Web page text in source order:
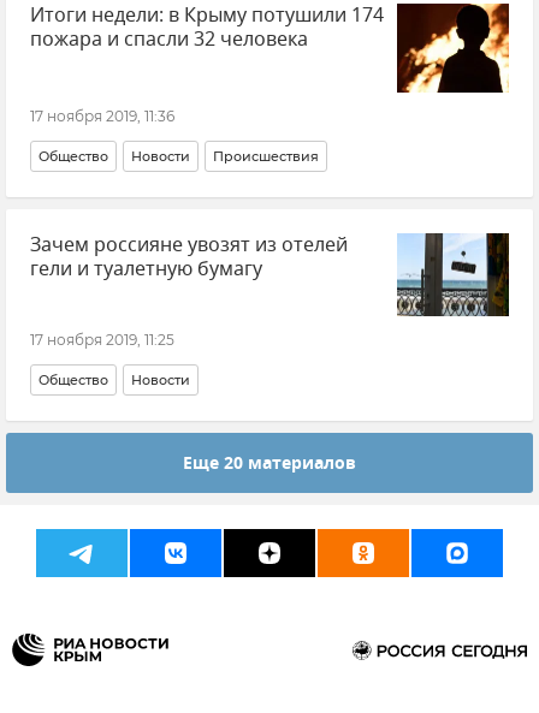
Итоги недели: в Крыму потушили 174
пожара и спасли 32 человека
17 ноября 2019, 11:36
Общество Новости Происшествия
Зачем россияне увозят из отелей
гели и туалетную бумагу
17 ноября 2019, 11:25
Общество Новости
Еще 20 материалов